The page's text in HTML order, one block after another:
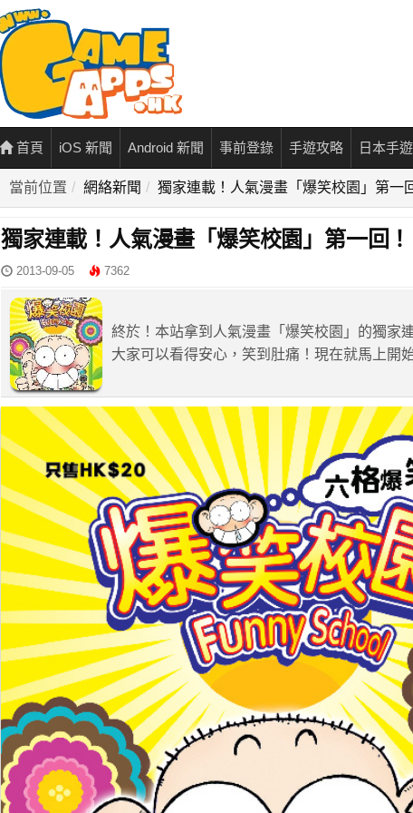
首頁 iOS 新聞 Android 新聞 事前登錄 手遊攻略 日本手
當前位置 網絡新聞 獨家連載！人氣漫畫「爆笑校園」第一
獨家連載！人氣漫畫「爆笑校園」第一回！
2013-09-05 7362
終於！本站拿到人氣漫畫「爆笑校園」的獨家
大家可以看得安心，笑到肚痛！現在就馬上開